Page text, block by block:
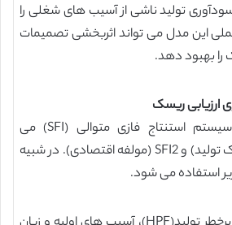
تولید ناشی از آسیب های شغلی را
این مدل می تواند اثربخشی تصمیمات
بهبود دهد.
این مدل شامل دو سیستم استنتاج فازی متوالی (SFI) می
باشد:SFI1 (مولفه ریسک تولید) و SFI2 (مولفه اقتصادی). در شبیه
استفاده می شود.